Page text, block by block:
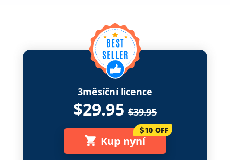
3měsíční licence
$29.95 $39.95
Kup nyní